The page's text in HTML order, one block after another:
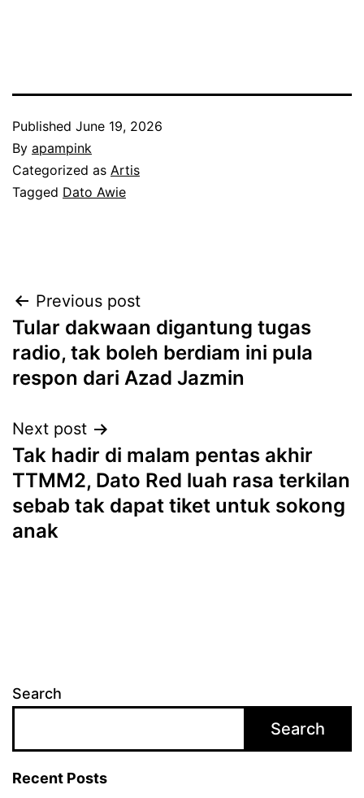
Published June 19, 2026
By apampink
Categorized as Artis
Tagged Dato Awie
Post
navigation
Previous post
Tular dakwaan digantung tugas
radio, tak boleh berdiam ini pula
respon dari Azad Jazmin
Next post
Tak hadir di malam pentas akhir
TTMM2, Dato Red luah rasa terkilan
sebab tak dapat tiket untuk sokong
anak
Search
Search
Recent Posts